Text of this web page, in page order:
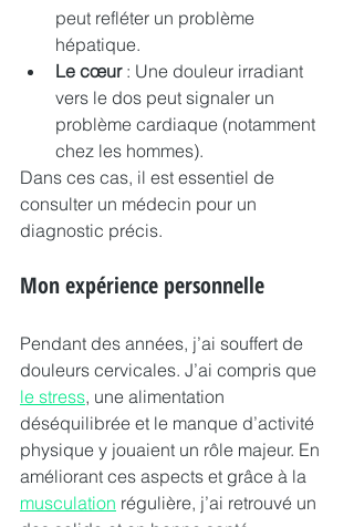
peut refléter un problème
hépatique.
Le cœur : Une douleur irradiant
vers le dos peut signaler un
problème cardiaque (notamment
chez les hommes).
Dans ces cas, il est essentiel de
consulter un médecin pour un
diagnostic précis.
Mon expérience personnelle
Pendant des années, j’ai souffert de
douleurs cervicales. J’ai compris que
le stress, une alimentation
déséquilibrée et le manque d’activité
physique y jouaient un rôle majeur. En
améliorant ces aspects et grâce à la
musculation régulière, j’ai retrouvé un